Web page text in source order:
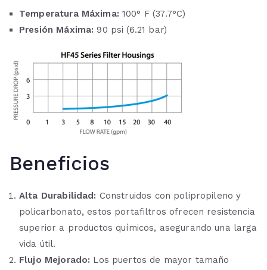
Temperatura Máxima: 100° F (37.7°C)
Presión Máxima: 90 psi (6.21 bar)
Beneficios
Alta Durabilidad: Construidos con polipropileno y
policarbonato, estos portafiltros ofrecen resistencia
superior a productos químicos, asegurando una larga
vida útil.
Flujo Mejorado: Los puertos de mayor tamaño